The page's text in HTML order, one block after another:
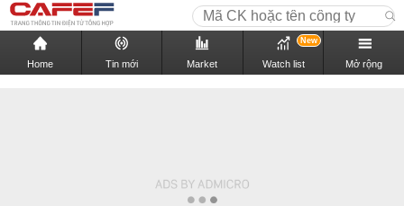
Home Tin mới Market Watch list
New
Mở rộng